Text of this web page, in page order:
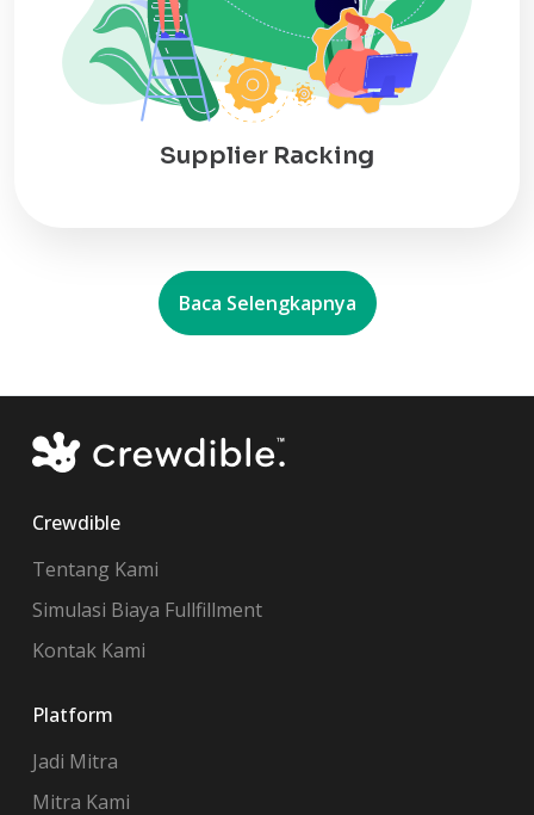
Supplier Racking
Baca Selengkapnya
Crewdible
Tentang Kami
Simulasi Biaya Fullfillment
Kontak Kami
Platform
Jadi Mitra
Mitra Kami